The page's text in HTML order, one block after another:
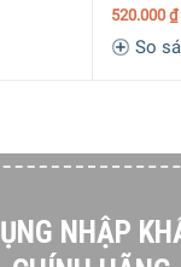
520.000 ₫
So
NHẬP